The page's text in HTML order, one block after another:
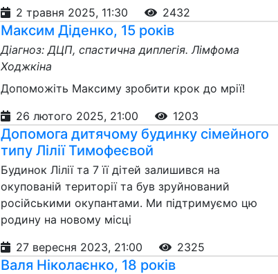
2 травня 2025, 11:30
2432
Максим Діденко, 15 років
Діагноз: ДЦП, спастична диплегія. Лімфома
Ходжкіна
Допоможіть Максиму зробити крок до мрії!
26 лютого 2025, 21:00
1203
Допомога дитячому будинку сімейного
типу Лілії Тимофеєвой
Будинок Лілії та 7 її дітей залишився на
окупованій території та був зруйнований
російськими окупантами. Ми підтримуємо цю
родину на новому місці
27 вересня 2023, 21:00
2325
Валя Ніколаєнко, 18 років